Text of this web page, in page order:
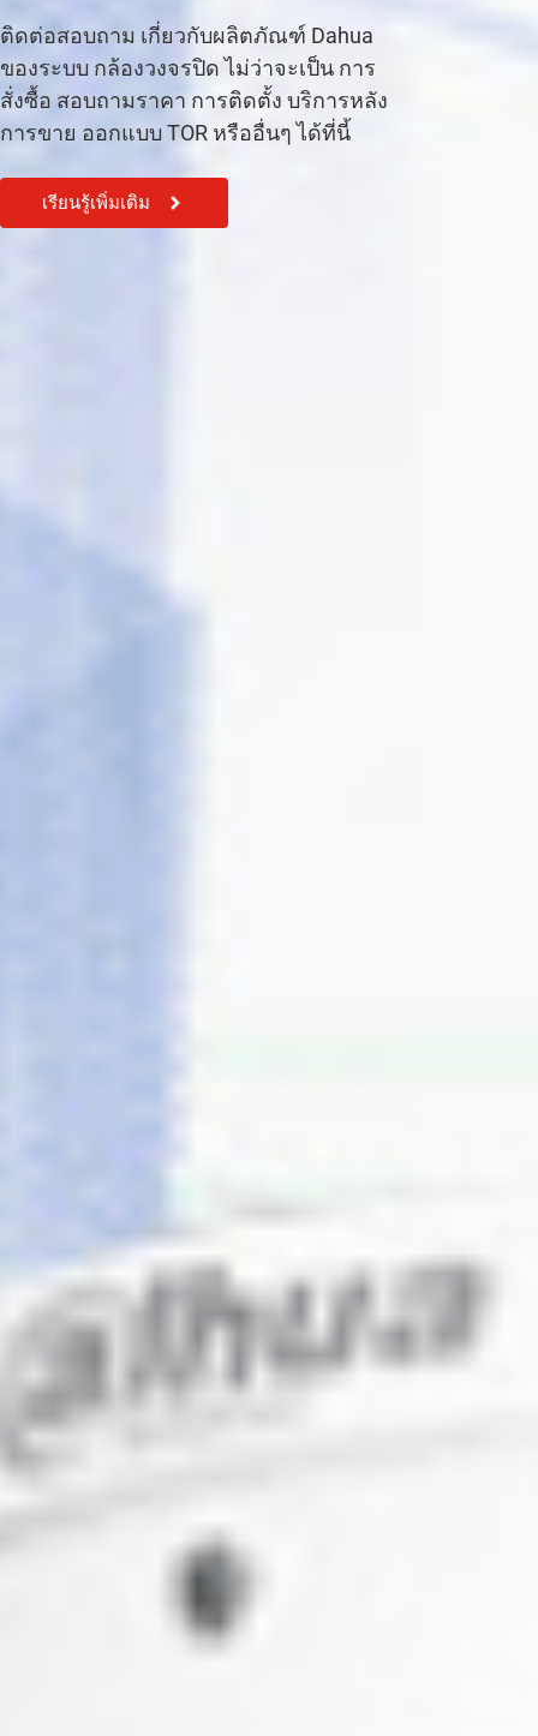
ติดต่อสอบถาม เกี่ยวกับผลิตภัณฑ์ Dahua
ของระบบ กล้องวงจรปิด ไม่ว่าจะเป็น การ
สั่งซื้อ สอบถามราคา การติดตั้ง บริการหลัง
การขาย ออกแบบ TOR หรืออื่นๆ ได้ที่นี้
เรียนรู้เพิ่มเติม